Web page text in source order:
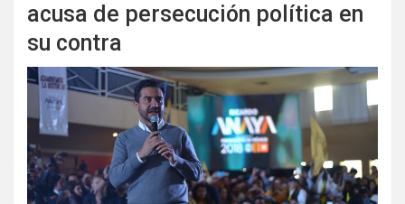
acusa de persecución política en
su contra